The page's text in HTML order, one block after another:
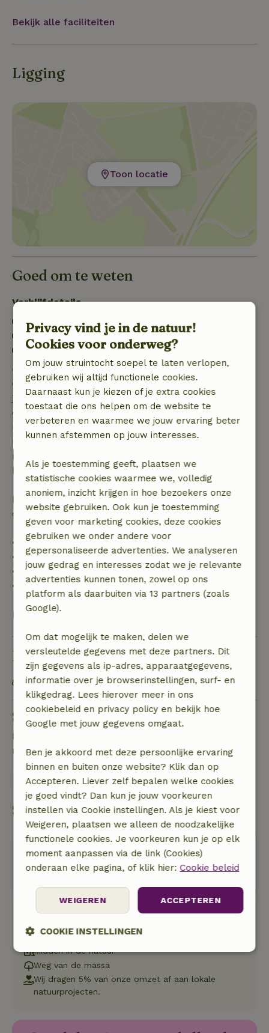
Bekijk alle faciliteiten
Ligging
Toon locatie
Goed om te weten
Verblijfdetails
Inchecken: 17:00- 22:00
Uitchecken: 10:00- 11:00
Vuurwerkvrije omgeving
Gratis annuleren binnen 7 dagen
Gratis annuleren binnen 7 dagen na bevestiging van
je boeking, bij een boekingsaanvraag meer dan 28
dagen voor aanvang. Bij een boeking met aanvang
binnen 28 dagen geldt gratis annuleren binnen 24
uur. Bij annulering binnen gestelde periode heb je
recht op volledige terugbetaling van het
boekingsbedrag.
Daarna krijg je een deel van de reissom en 100% van
de borg terugbetaald:
• tot 42 dagen voor aankomst: 70% terugbetaald
• 42–28 dagen voor aankomst: 40% terugbetaald
• 28 dagen tot de aankomstdag: 10% terugbetaald
• op de aankomstdag of later: geen terugbetaling
Bekijk alles
Duurzaamheid
OV gelegenheid op maximaal 1 kilometer
Stel een vraag
Neem contact op met de verhuurder van het
natuurhuisje
Stuur een bericht
Start mijn boeking
Oeps! Dit natuurhuisje kun je helaas
niet meer boeken.
Geen boekingskosten
Midden in de natuur
Weg van de massa
Wij dragen 5% van onze omzet af aan lokale
natuurprojecten.
Privacy vind je in de natuur!
Cookies voor onderweg?
Om jouw struintocht soepel te laten verlopen,
gebruiken wij altijd functionele cookies.
Daarnaast kun je kiezen of je extra cookies
toestaat die ons helpen om de website te
verbeteren en waarmee we jouw ervaring beter
kunnen afstemmen op jouw interesses.
Als je toestemming geeft, plaatsen we
statistische cookies waarmee we, volledig
anoniem, inzicht krijgen in hoe bezoekers onze
website gebruiken. Ook kun je toestemming
geven voor marketing cookies, deze cookies
gebruiken we onder andere voor
gepersonaliseerde advertenties. We analyseren
jouw gedrag en interesses zodat we je relevante
advertenties kunnen tonen, zowel op ons
platform als daarbuiten via 13 partners (zoals
Google).
Om dat mogelijk te maken, delen we
versleutelde gegevens met deze partners. Dit
zijn gegevens als ip-adres, apparaatgegevens,
informatie over je browserinstellingen, surf- en
klikgedrag. Lees hierover meer in ons
cookiebeleid en privacy policy en bekijk hoe
Google met jouw gegevens omgaat.
Ben je akkoord met deze persoonlijke ervaring
binnen en buiten onze website? Klik dan op
Accepteren. Liever zelf bepalen welke cookies
je goed vindt? Dan kun je jouw voorkeuren
instellen via Cookie instellingen. Als je kiest voor
Weigeren, plaatsen we alleen de noodzakelijke
functionele cookies. Je voorkeuren kun je op elk
moment aanpassen via de link (Cookies)
onderaan elke pagina, of klik hier: Cookie beleid
ACCEPTEREN
WEIGEREN
COOKIE INSTELLINGEN
Strikt
noodzakelijk